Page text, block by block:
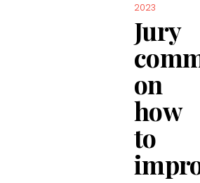
2023
Jury
on
how
to